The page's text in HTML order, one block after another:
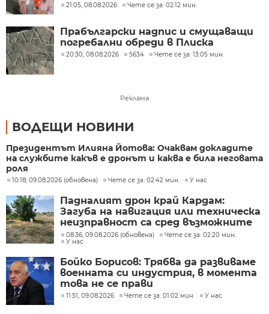
21:05, 08.08.2026 Чете се за: 02:12 мин.
Прабългарски надпис и смущаващи
погребални обреди в Плиска
20:30, 08.08.2026 5634 Чете се за: 13:05 мин.
Реклама
ВОДЕЩИ НОВИНИ
Президентът Илияна Йотова: Очаквам докладите
на службите какъв е дронът и каква е била неговата
роля
10:18, 09.08.2026 (обновена) Чете се за: 02:42 мин. У нас
Падналият дрон край Кардам:
Загуба на навигация или техническа
неизправност са сред възможните
причини
08:36, 09.08.2026 (обновена)
Чете се за: 02:20 мин.
У нас
Бойко Борисов: Трябва да развиваме
военната си индустрия, в момента
това не се прави
11:51, 09.08.2026 Чете се за: 01:02 мин. У нас